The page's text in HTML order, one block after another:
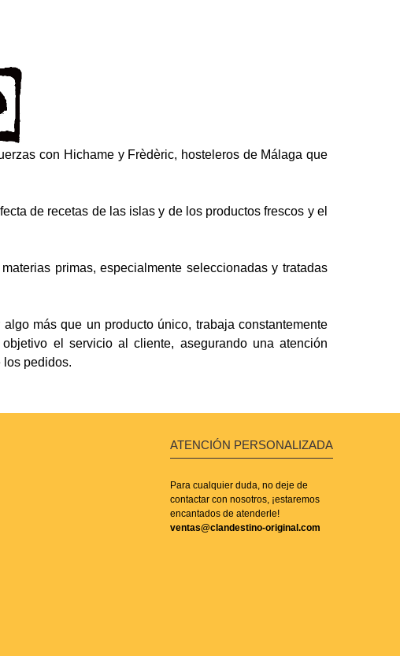
con Hichame y Frèdèric, hosteleros de Málaga que
de recetas de las islas y de los productos frescos y el
primas, especialmente seleccionadas y tratadas
más que un producto único, trabaja constantemente
el servicio al cliente, asegurando una atención
los pedidos.
ATENCIÓN PERSONALIZADA
Para cualquier duda, no deje de
contactar con nosotros, ¡estaremos
encantados de atenderle!
ventas@clandestino-original.com